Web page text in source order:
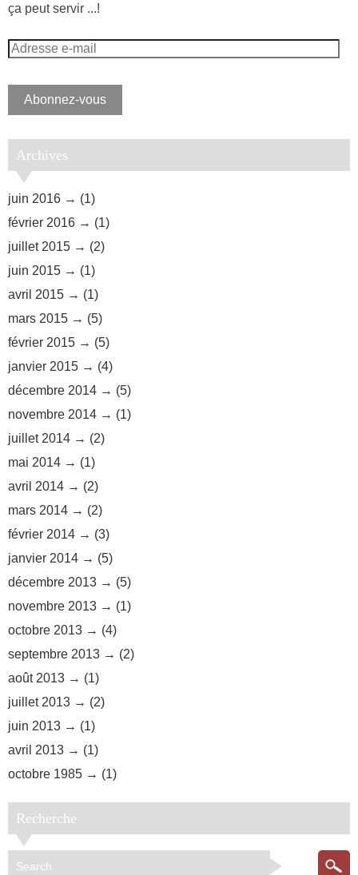
ça peut servir ...!
Adresse
mailAbonnez-vous
Archives
juin 2016
(1)
février 2016
(1)
juillet 2015
(2)
juin 2015
(1)
avril 2015
(1)
mars 2015
(5)
février 2015
(5)
janvier 2015
(4)
décembre 2014
(5)
novembre 2014
(1)
juillet 2014
(2)
mai 2014
(1)
avril 2014
(2)
mars 2014
(2)
février 2014
(3)
janvier 2014
(5)
décembre 2013
(5)
novembre 2013
(1)
octobre 2013
(4)
septembre 2013
(2)
août 2013
(1)
juillet 2013
(2)
juin 2013
(1)
avril 2013
(1)
octobre 1985
(1)
Recherche